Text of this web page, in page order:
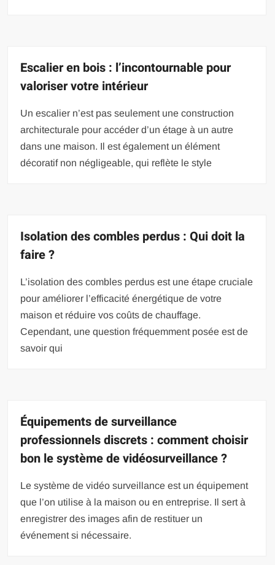
Escalier en bois : l’incontournable pour
valoriser votre intérieur
Un escalier n’est pas seulement une construction
architecturale pour accéder d’un étage à un autre
dans une maison. Il est également un élément
décoratif non négligeable, qui reflète le style
Isolation des combles perdus : Qui doit la
faire ?
L’isolation des combles perdus est une étape cruciale
pour améliorer l’efficacité énergétique de votre
maison et réduire vos coûts de chauffage.
Cependant, une question fréquemment posée est de
savoir qui
Équipements de surveillance
professionnels discrets : comment choisir
bon le système de vidéosurveillance ?
Le système de vidéo surveillance est un équipement
que l’on utilise à la maison ou en entreprise. Il sert à
enregistrer des images afin de restituer un
événement si nécessaire.